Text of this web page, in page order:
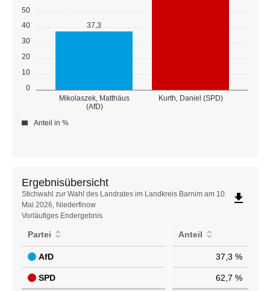
0
10
20
30
40
50
Mikolaszek, Matthäus
(AfD)
Kurth, Daniel (SPD)
37,3
Anteil in %
Ergebnisübersicht
Ergebnisübersicht
Stichwahl zur Wahl des Landrates im Landkreis Barnim am 10.
Mai 2026, Niederfinow
Vorläufiges Endergebnis
file_download
Partei Anteil
AfD 37,3 %
SPD 62,7 %